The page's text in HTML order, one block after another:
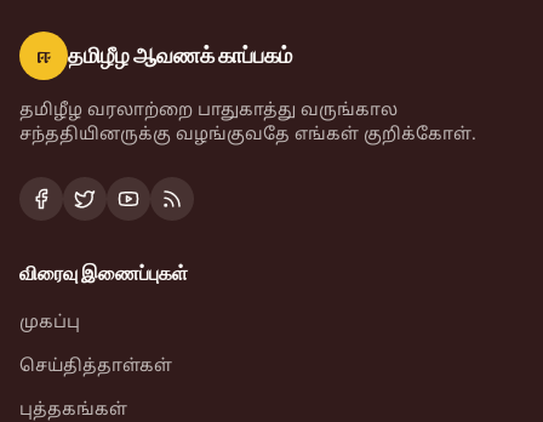
ஈ தமிழீழ ஆவணக் காப்பகம்
தமிழீழ வரலாற்றை பாதுகாத்து வருங்கால
சந்ததியினருக்கு வழங்குவதே எங்கள் குறிக்கோள்.
விரைவு இணைப்புகள்
முகப்பு
செய்தித்தாள்கள்
புத்தகங்கள்